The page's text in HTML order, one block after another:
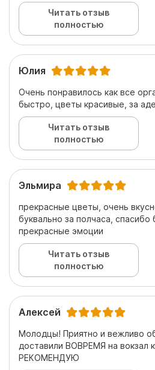
Читать отзыв
полностью
Юлия
Очень понравилось как все
быстро, цветы красивые, за
Читать отзыв
полностью
Эльмира
прекрасные цветы, очень
буквально за полчаса, спасибо
прекрасные эмоции
Читать отзыв
полностью
Алексей
Молодцы! Приятно и вежливо
доставили ВОВРЕМЯ на вокзал
РЕКОМЕНДУЮ